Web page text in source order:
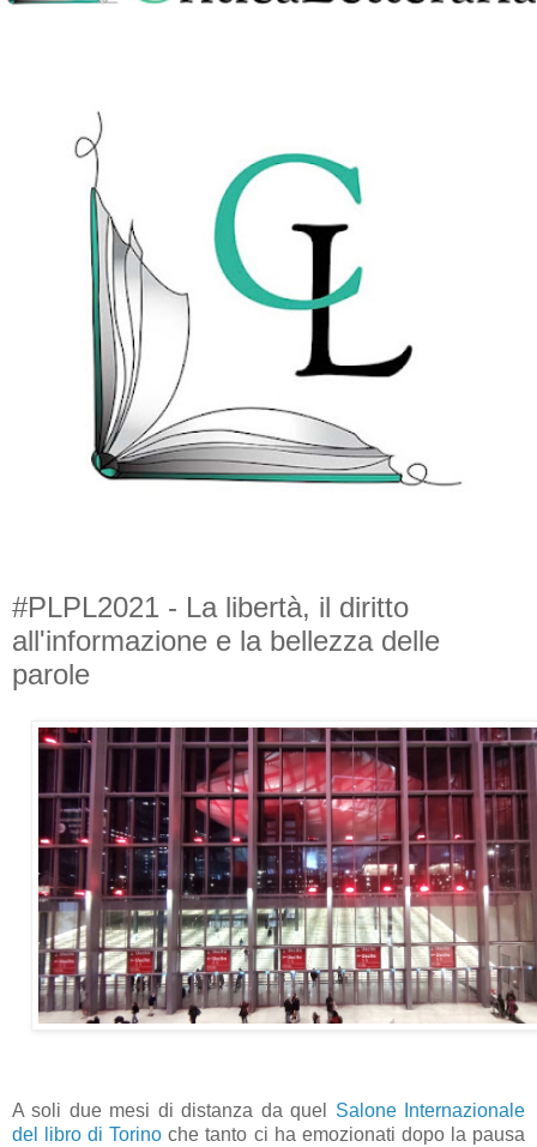
#PLPL2021 - La libertà, il diritto
all'informazione e la bellezza delle
parole
A soli due mesi di distanza da quel Salone Internazionale
del libro di Torino che tanto ci ha emozionati dopo la pausa